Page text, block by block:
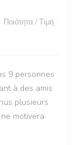
Ποιότητα / Τιμή :
9 personnes
à des amis
plusieurs
motivera